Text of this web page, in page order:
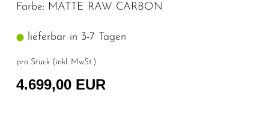
Farbe: MATTE RAW CARBON
lieferbar in 3-7 Tagen
pro Stück (inkl. MwSt.)
4.699,00 EUR